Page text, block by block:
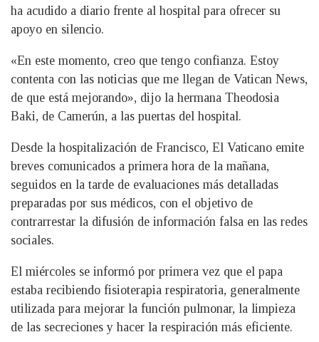
ha acudido a diario frente al hospital para ofrecer su
apoyo en silencio.
«En este momento, creo que tengo confianza. Estoy
contenta con las noticias que me llegan de Vatican News,
de que está mejorando», dijo la hermana Theodosia
Baki, de Camerún, a las puertas del hospital.
Desde la hospitalización de Francisco, El Vaticano emite
breves comunicados a primera hora de la mañana,
seguidos en la tarde de evaluaciones más detalladas
preparadas por sus médicos, con el objetivo de
contrarrestar la difusión de información falsa en las redes
sociales.
El miércoles se informó por primera vez que el papa
estaba recibiendo fisioterapia respiratoria, generalmente
utilizada para mejorar la función pulmonar, la limpieza
de las secreciones y hacer la respiración más eficiente.